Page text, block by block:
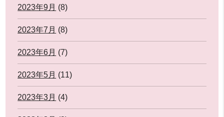
2023年9月 (8)
2023年7月 (8)
2023年6月 (7)
2023年5月 (11)
2023年3月 (4)